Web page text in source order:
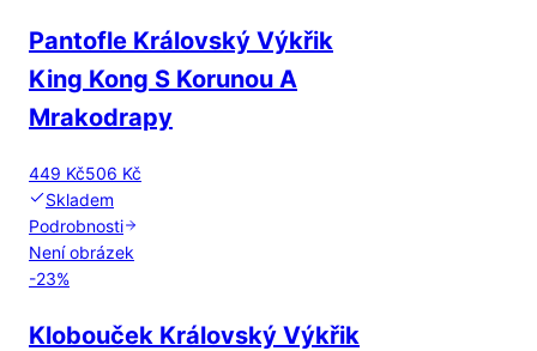
Pantofle Královský Výkřik
King Kong S Korunou A
Mrakodrapy
449 Kč506 Kč
Skladem
Podrobnosti
Není obrázek
-23%
Klobouček Královský Výkřik